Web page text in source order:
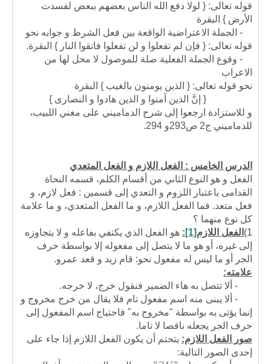
قوله تعالى: { لولا دفع الله الناس بعضهم ببعض لفسدت
الأرض } البقرة
- الجملة الاعتراضية الواقعة بين فعل الشرط و جوابه نحو
قوله تعالى: { فإن لم تفعلوا و لن تفعلوا فاتقوا النار } البقرة.
- وقوع الجملة الفعلية صلة للموصول لا محل لها من
الاعراب
نحو قوله تعالى: { الذين يومنون بالغيب } البقرة
{ إنَّ الذين آمنوا و الذين هادوا و النصارى }
و للاستزادة ارجعوا إلى شرح الدماميني على مغني اللبيب،
للدماميني ج2 ص293و 294.
الدرس الخامس : الفعل اللازم و الفعل المتعدي
الفعل و هو النوع الثاني من أقسام الكلم، قسمه النحاة
القدامى باعتبار اللزوم و التعدي إلى قسمين : فعل لازم، و
فعل متعد. فما الفعل اللازم، و ما الفعل المتعدي، و ما علامة
كل نوع منهما ؟
1)
الفعل اللازم[1]
: هو الفعل الذي يكتفي بفاعله و لا يتجاوزه
إلى غيره، أو هو ما لا يتصل إلى مفعوله إلا بواسطة حرف
الجر أو ما ليس له مفعول نحو: قام زيد و قعد عمرو.
علامته:
- ألا تتصل به هاء الضمير فنقول خرج، لا خرجه.
- ألا يبنى منه اسم مفعول تام فلا يقال من خرج مخروج و
إنما يؤتى به بواسطة "مخروج به" فاحتياج اسم المفعول إلى
حرف الجر يجعله ناقصا لا تاما.
صور الفعل اللازم: يتحتم أن يكون الفعل اللازم إذا جاء على
إحدى الصور التالية: